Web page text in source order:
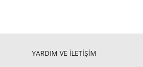
YARDIM VE İLETİŞİM